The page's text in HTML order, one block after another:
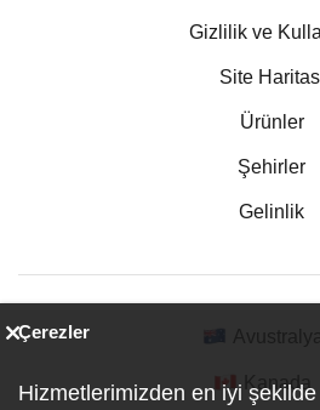
Gizlilik ve
Site
Ürünler
Şehirler
Gelinlik
Kanada
Çerezler
Hizmetlerimizden en iyi